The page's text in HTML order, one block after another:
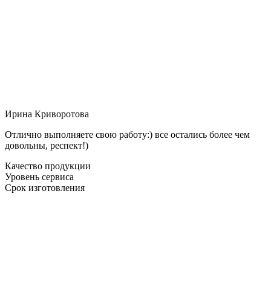
Ирина Криворотова
Отлично выполняете свою работу:) все остались более чем
довольны, респект!)
Качество продукции
Уровень сервиса
Срок изготовления